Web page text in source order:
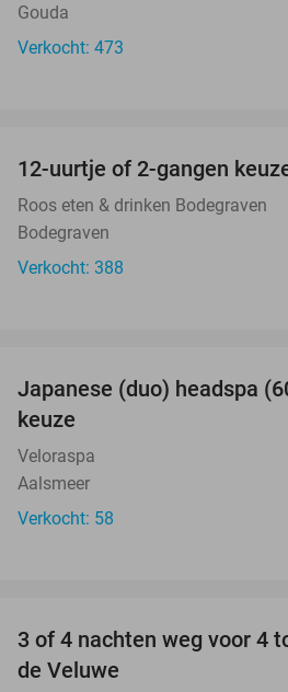
Gouda
Verkocht: 473
12-uurtje of 2-gangen
Roos eten & drinken Bodegraven
Bodegraven
Verkocht: 388
Japanese (duo) headspa
keuze
Veloraspa
Aalsmeer
Verkocht: 58
3 of 4 nachten weg voor 4
de Veluwe